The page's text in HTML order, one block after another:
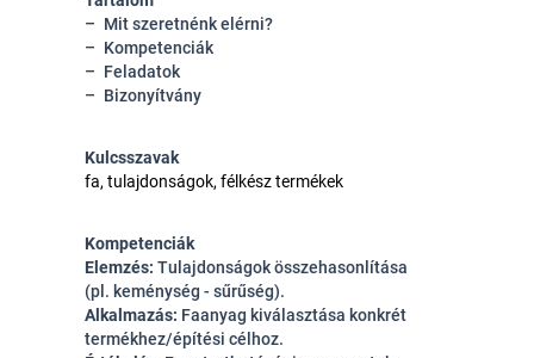
Mit szeretnénk elérni?
Kompetenciák
Feladatok
Bizonyítvány
Kulcsszavak
fa, tulajdonságok, félkész termékek
Kompetenciák
Elemzés: Tulajdonságok összehasonlítása
(pl. keménység - sűrűség).
Alkalmazás: Faanyag kiválasztása konkrét
termékhez/építési célhoz.